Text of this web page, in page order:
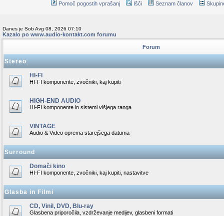
Pomoč pogostih vprašanj Išči Seznam članov
Danes je Sob Avg 08, 2026 07:10
Kazalo po www.audio-kontakt.com forumu
Forum
Stereo
HI-FI
HI-FI komponente, zvočniki, kaj kupiti
HIGH-END AUDIO
HI-FI komponente in sistemi višjega ranga
VINTAGE
Audio & Video oprema starejšega datuma
Surround
Domači kino
HI-FI komponente, zvočniki, kaj kupiti, nastavitve
Glasba in Filmi
CD, Vinil, DVD, Blu-ray
Glasbena priporočila, vzdrževanje medijev, glasbeni formati